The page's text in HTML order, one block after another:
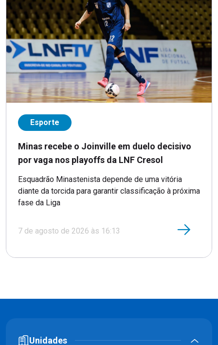
Esporte
Minas recebe o Joinville em duelo decisivo
por vaga nos playoffs da LNF Cresol
Esquadrão Minastenista depende de uma vitória
diante da torcida para garantir classificação à próxima
fase da Liga
7 de agosto de 2026 às 16:13
Unidades